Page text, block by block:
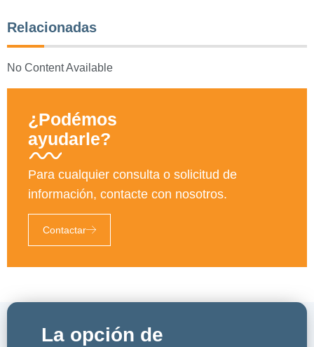
Relacionadas
No Content Available
¿Podémos
ayudarle?
Para cualquier consulta o solicitud de
información, contacte con nosotros.
Contactar
La opción de